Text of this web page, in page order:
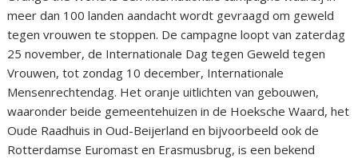
meer dan 100 landen aandacht wordt gevraagd om geweld
tegen vrouwen te stoppen. De campagne loopt van zaterdag
25 november, de Internationale Dag tegen Geweld tegen
Vrouwen, tot zondag 10 december, Internationale
Mensenrechtendag. Het oranje uitlichten van gebouwen,
waaronder beide gemeentehuizen in de Hoeksche Waard, het
Oude Raadhuis in Oud-Beijerland en bijvoorbeeld ook de
Rotterdamse Euromast en Erasmusbrug, is een bekend